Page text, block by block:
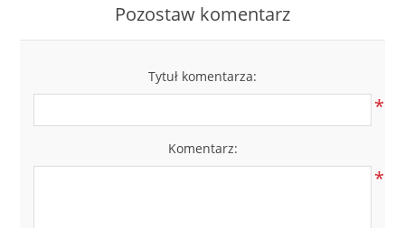
Pozostaw komentarz
Tytuł komentarza:
*
Komentarz:
*